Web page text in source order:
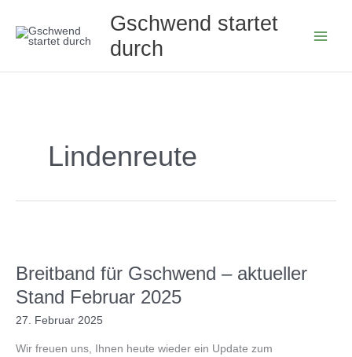
Inhalt
springen
Gschwend startet
durch
Lindenreute
Breitband für Gschwend – aktueller
Stand Februar 2025
27. Februar 2025
Wir freuen uns, Ihnen heute wieder ein Update zum